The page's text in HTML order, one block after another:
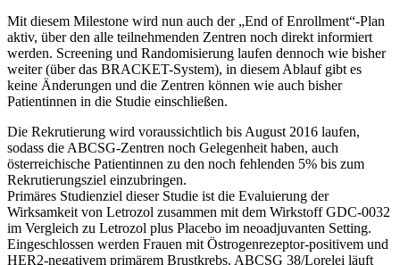
Mit diesem Milestone wird nun auch der „End of Enrollment“-Plan
aktiv, über den alle teilnehmenden Zentren noch direkt informiert
werden. Screening und Randomisierung laufen dennoch wie bisher
weiter (über das BRACKET-System), in diesem Ablauf gibt es
keine Änderungen und die Zentren können wie auch bisher
Patientinnen in die Studie einschließen.
Die Rekrutierung wird voraussichtlich bis August 2016 laufen,
sodass die ABCSG-Zentren noch Gelegenheit haben, auch
österreichische Patientinnen zu den noch fehlenden 5% bis zum
Rekrutierungsziel einzubringen.
Primäres Studienziel dieser Studie ist die Evaluierung der
Wirksamkeit von Letrozol zusammen mit dem Wirkstoff GDC-0032
im Vergleich zu Letrozol plus Placebo im neoadjuvanten Setting.
Eingeschlossen werden Frauen mit Östrogenrezeptor-positivem und
HER2-negativem primärem Brustkrebs. ABCSG 38/Lorelei läuft